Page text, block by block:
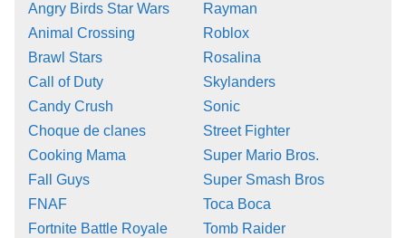
Angry Birds Star Wars
Animal Crossing
Brawl Stars
Call of Duty
Candy Crush
Choque de clanes
Cooking Mama
Fall Guys
FNAF
Fortnite Battle Royale
Rayman
Roblox
Rosalina
Skylanders
Sonic
Street Fighter
Super Mario Bros.
Super Smash Bros
Toca Boca
Tomb Raider